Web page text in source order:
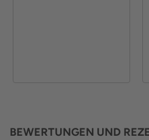
BEWERTUNGEN UND